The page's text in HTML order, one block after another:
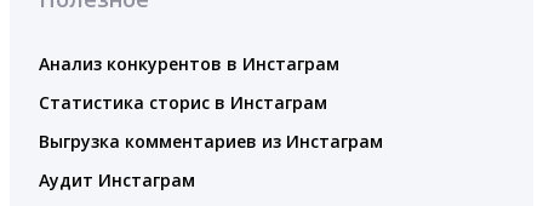
Анализ конкурентов в Инстаграм
Статистика сторис в Инстаграм
Выгрузка комментариев из Инстаграм
Аудит Инстаграм